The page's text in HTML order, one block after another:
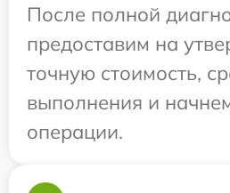
После полной
предоставим на
точную стоимость,
выполнения и
операции.